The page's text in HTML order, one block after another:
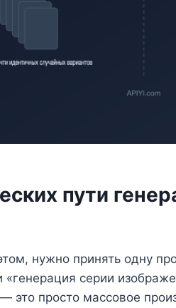
пути
нужно принять одну
«генерация серии
это просто массовое